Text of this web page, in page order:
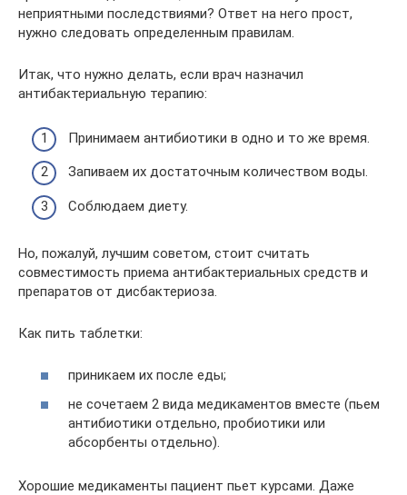
неприятными последствиями? Ответ на него прост,
нужно следовать определенным правилам.
Итак, что нужно делать, если врач назначил
антибактериальную терапию:
Принимаем антибиотики в одно и то же время.
Запиваем их достаточным количеством воды.
Соблюдаем диету.
Но, пожалуй, лучшим советом, стоит считать
совместимость приема антибактериальных средств и
препаратов от дисбактериоза.
Как пить таблетки:
приникаем их после еды;
не сочетаем 2 вида медикаментов вместе (пьем
антибиотики отдельно, пробиотики или
абсорбенты отдельно).
Хорошие медикаменты пациент пьет курсами. Даже